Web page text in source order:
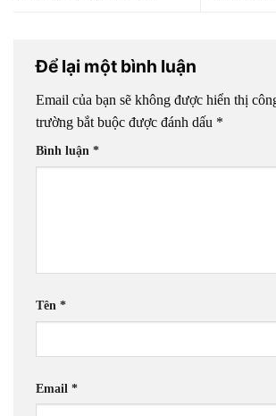
Để lại một bình luận
Email của bạn sẽ không được hiển thị
trường bắt buộc được đánh dấu *
Bình luận *
Tên *
Email *